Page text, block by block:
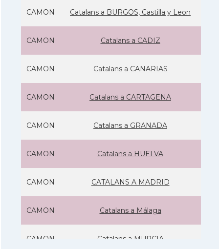
CAMON Catalans a BURGOS, Castilla y Leon
CAMON Catalans a CADIZ
CAMON Catalans a CANARIAS
CAMON Catalans a CARTAGENA
CAMON Catalans a GRANADA
CAMON Catalans a HUELVA
CAMON CATALANS A MADRID
CAMON Catalans a Málaga
CAMON Catalans a MURCIA